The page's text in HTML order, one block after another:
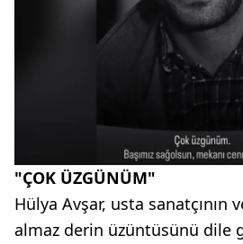
"ÇOK ÜZGÜNÜM"
Hülya Avşar, usta sanatçının
almaz derin üzüntüsünü dile